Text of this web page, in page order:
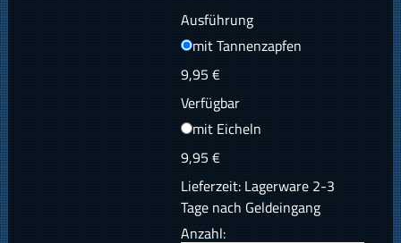
Ausführung
mit Tannenzapfen
9,95 €
Verfügbar
mit Eicheln
9,95 €
Lieferzeit: Lagerware 2-3
Tage nach Geldeingang
Anzahl: